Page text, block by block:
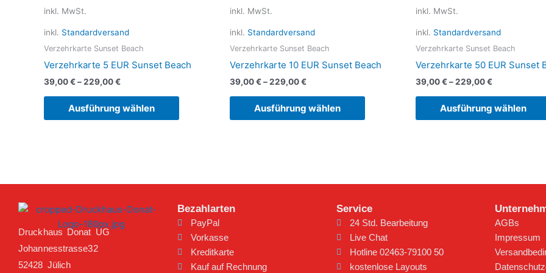
inkl. MwSt.
inkl. Standardversand
Verzehrkarte Sunset Beach
Verzehrkarte 5 EUR Sunset Beach
39,00€–229,00€
Ausführung wählen
auf.
auf
inkl. MwSt.
inkl. Standardversand
Verzehrkarte Sunset Beach
Verzehrkarte 10 EUR Sunset Beach
39,00€–229,00€
Ausführung wählen
auf.
auf
inkl. MwSt.
inkl. Standardversand
Verzehrkarte Sunset Beach
Verzehrkarte 50 EUR Sunset
39,00€–229,00€
Ausführung wählen
Bezahlarten
PayPal
Vorkasse
Kreditkarte
Kauf auf Rechnung
Service
24 Std. Bearbeitung
Live Chat
Hotline 02463-79100 50
kostenlose Layouts
AGBs
Impressum
Druckhaus Donat UG
Johannesstrasse32
52428 Jülich